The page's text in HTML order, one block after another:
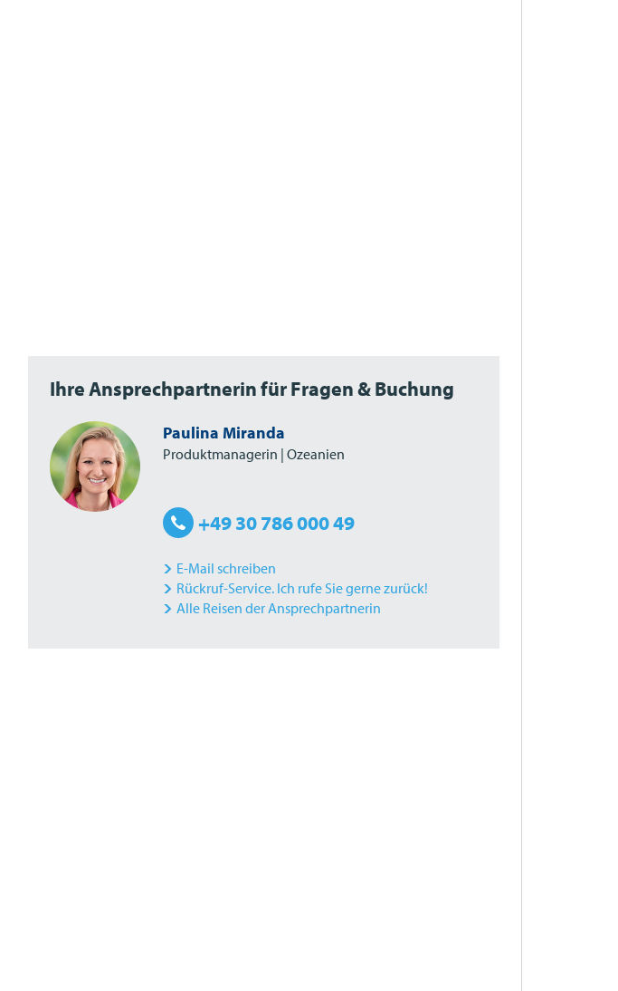
Ihre Ansprechpartnerin für Fragen & Buchung
Paulina Miranda
Produktmanagerin | Ozeanien
+49 30 786 000 49
E-Mail schreiben
Rückruf-Service. Ich rufe Sie gerne zurück!
Alle Reisen der Ansprechpartnerin